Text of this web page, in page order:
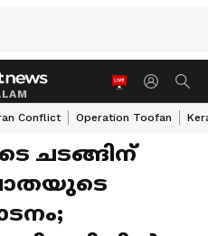
Conflict Operation Toofan
ചടങ്ങിന്